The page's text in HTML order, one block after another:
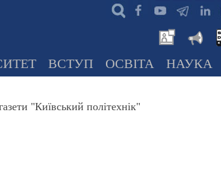
ВСТУП ОСВІТА НАУКА
"Київський політехнік"